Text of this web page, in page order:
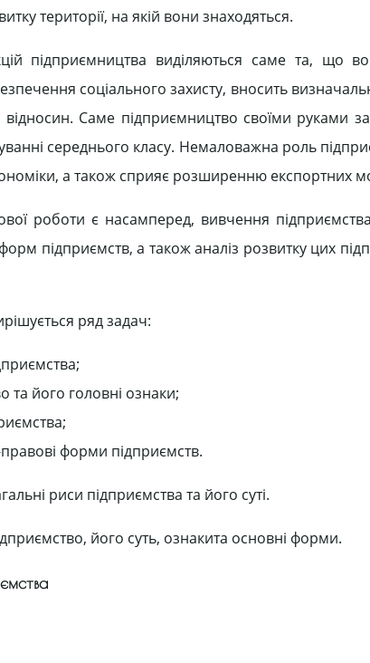
території, на якій вони знаходяться.
підприємництва виділяються саме та, що
соціального захисту, вносить
відносин. Саме підприємництво своїми руками
середнього класу. Немаловажна роль
а також сприяє розширенню експортних
роботи є насамперед, вивчення
підприємств, а також аналіз розвитку цих
ряд задач:
та його головні ознаки;
форми підприємств.
риси підприємства та його суті.
його суть, ознакита основні форми.